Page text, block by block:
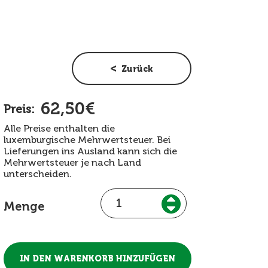
Zurück
Preis: 62,50€
Alle Preise enthalten die
luxemburgische Mehrwertsteuer. Bei
Lieferungen ins Ausland kann sich die
Mehrwertsteuer je nach Land
unterscheiden.
Menge